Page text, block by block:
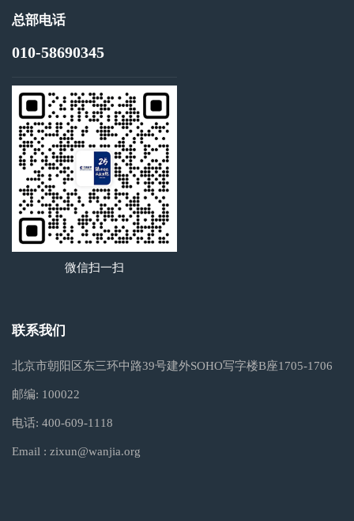
总部电话
010-58690345
微信扫一扫
联系我们
北京市朝阳区东三环中路39号建外SOHO写字楼B座1705-1706
邮编: 100022
电话: 400-609-1118
Email : zixun@wanjia.org